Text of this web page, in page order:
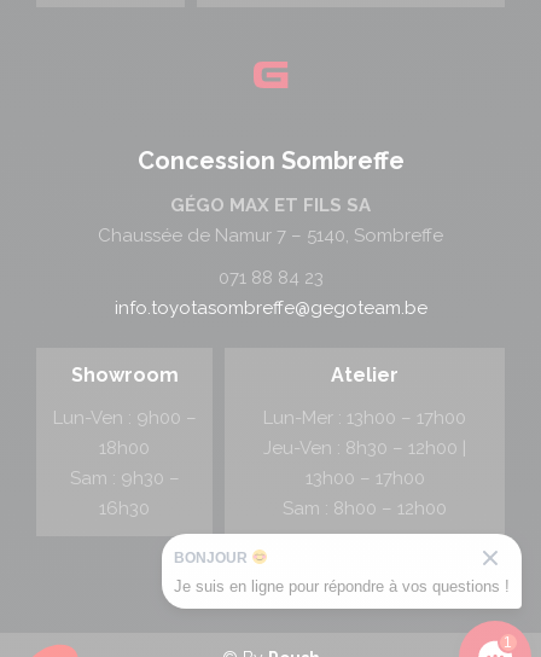
Concession Sombreffe
GÉGO MAX ET FILS SA
Chaussée de Namur 7 – 5140, Sombreffe
071 88 84 23
info.toyotasombreffe@gegoteam.be
Showroom
Lun-Ven : 9h00 –
18h00
Sam : 9h30 –
16h30
Atelier
Lun-Mer : 13h00 – 17h00
Jeu-Ven : 8h30 – 12h00 |
13h00 – 17h00
Sam : 8h00 – 12h00
1
BONJOUR
Je suis en ligne pour répondre à vos questions !